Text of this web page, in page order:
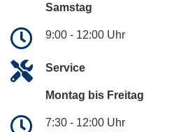
Samstag
9:00 - 12:00 Uhr
Service
Montag bis Freitag
7:30 - 12:00 Uhr